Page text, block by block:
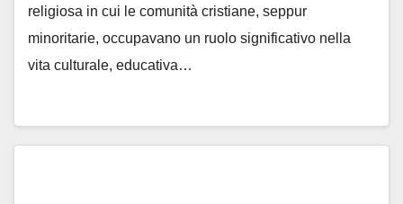
religiosa in cui le comunità cristiane, seppur
minoritarie, occupavano un ruolo significativo nella
vita culturale, educativa…